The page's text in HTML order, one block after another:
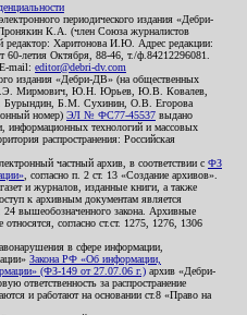
периодического издания «Дебри-
К.А. (член Союза журналистов
редактор: Харитонова И.Ю. Адрес редакции:
60-летия Октября, 88-46, т./ф.84212296081.
E-mail: editor@debri-dv.com
издания «Дебри-ДВ» (на общественных
Мирмович, Ю.Н. Юрьев, Ю.В. Ковалев,
Б.М. Сухинин, О.В. Егорова
номер) ЭЛ № ФС77-45537 выдано
информационных технологий и массовых
распространения: Российская
частный архив, в соответствии с ФЗ
, согласно п. 2 ст. 13 «Создание архивов».
и журналов, изданные книги, а также
к архивным документам является
24 вышеобозначенного закона. Архивные
согласно ст.ст. 1275, 1276, 1306
в сфере информации,
Закона РФ «Об информации,
(ФЗ-149 от 27.07.06 г.) архив «Дебри-
ответственность за распространение
и работают на основании ст.8 «Право на